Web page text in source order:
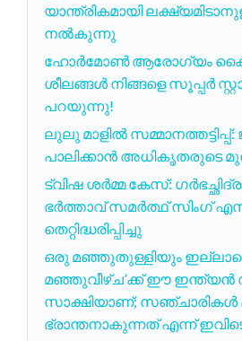
യാന്ത്രികമായി
നൽകുന്നു
ഹോർമോൺ ആരോഗ്യം
ശീലങ്ങൾ നിങ്ങളെ സൂപ്പർ
പറയുന്നു!
ലുലു മാളിൽ
പാലിക്കാൻ അധികൃതരുടെ
ട്വിഷ ശർമ്മ കേസ്:
ഭർത്താവ് സമർത്ഥ് സിംഗ്
തെറ്റിദ്ധരിപ്പിച്ചു
ഒരു മഞ്ഞുതുള്ളിയും
മഞ്ഞുവീഴ്ച’ക്ക് ഈ ഇന്ത്യൻ
സാക്ഷിയാണ്; സഞ്ചാരികൾ
ഭ്രാന്തനാകുന്നത് എന്ന്